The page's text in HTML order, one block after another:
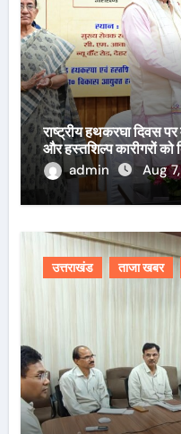
राष्ट्रीय हथकरघा दिवस
और हस्तशिल्प कारीगरों को
admin
Aug
उत्तराखंड ताजा खबर